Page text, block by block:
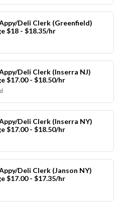
Deli Clerk (Greenfield)
$18 - $18.35/hr
Deli Clerk (Inserra NJ)
$17.00 - $18.50/hr
Deli Clerk (Inserra NY)
$17.00 - $18.50/hr
Deli Clerk (Janson NY)
$17.00 - $17.35/hr